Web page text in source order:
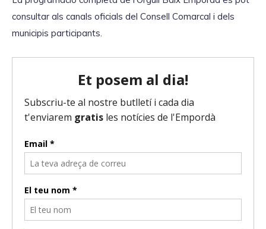
o
à
consultar als canals oficials del Consell Comarcal i dels
municipis participants.